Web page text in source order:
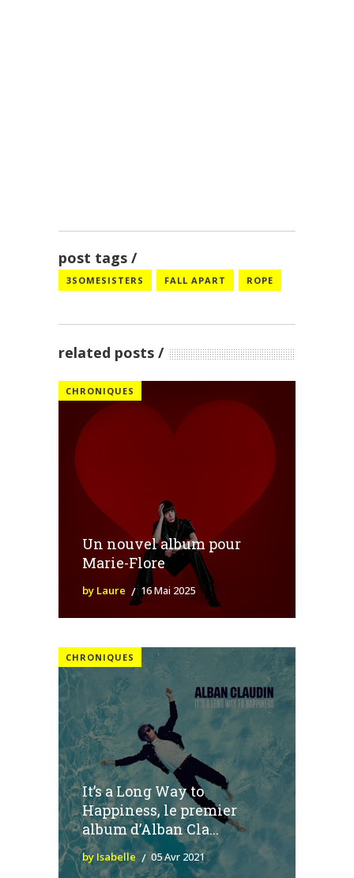
post tags
3SOMESISTERS FALL APART ROPE
related posts
CHRONIQUES
Un nouvel album pour
Marie-Flore
by Laure 16 Mai 2025
CHRONIQUES
It’s a Long Way to
Happiness, le premier
album d’Alban Cla...
by Isabelle 05 Avr 2021